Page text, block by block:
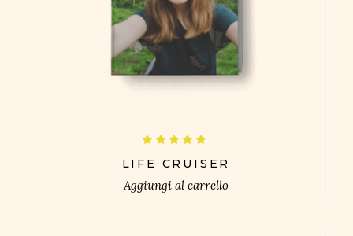
£
su 5
LIFE CRUISER
Aggiungi al carrello